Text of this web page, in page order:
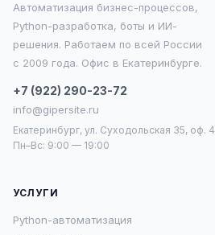
Автоматизация бизнес-процессов,
Python-разработка, боты и ИИ-
решения. Работаем по всей России
с 2009 года. Офис в Екатеринбурге.
+7 (922) 290-23-72
info@gipersite.ru
Екатеринбург, ул. Суходольская 35, оф. 4
Пн–Вс: 9:00 — 19:00
УСЛУГИ
Python-автоматизация